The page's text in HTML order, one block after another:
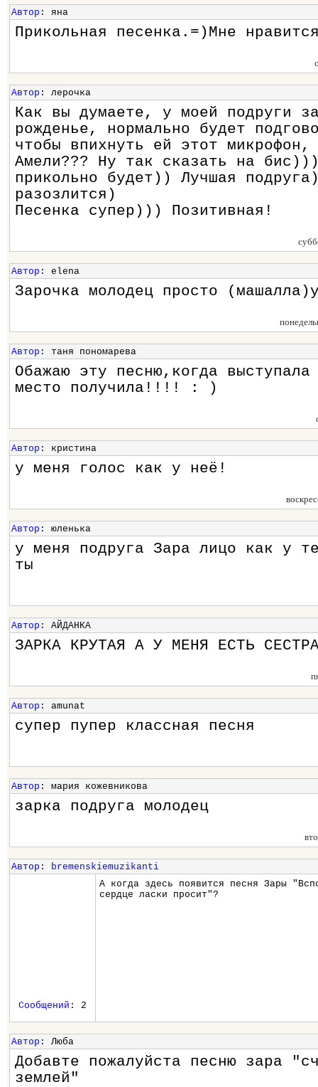
Автор : яна
Прикольная песенка.=)Мне
Автор : лерочка
Как вы думаете, у моей подруги
рожденье, нормально будет
чтобы впихнуть ей этот микрофон,
Амели??? Ну так сказать на
прикольно будет)) Лучшая
разозлится)
Песенка супер))) Позитивная!
Автор : elena
Зарочка молодец просто
Автор : таня пономарева
Обажаю эту песню,когда
место получила!!!! : )
Автор : кристина
у меня голос как у неё!
Автор : юленька
у меня подруга Зара лицо как у
ты
Автор : АЙДАНКА
ЗАРКА КРУТАЯ А У МЕНЯ ЕСТЬ
Автор : amunat
супер пупер классная песня
Автор : мария кожевникова
зарка подруга молодец
Автор : bremenskiemuzikanti
А когда здесь появится песня Зары
сердце ласки просит"?
Сообщений : 2
Автор : Люба
Добавте пожалуйста песню зара
землей"